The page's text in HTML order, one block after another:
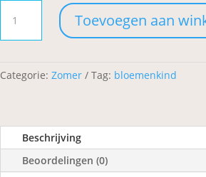
Bloemenkind
Distel
aantal
Toevoegen aan
Categorie: Zomer Tag: bloemenkind
Beschrijving
Beoordelingen (0)